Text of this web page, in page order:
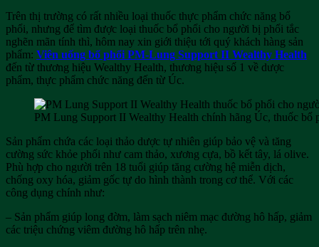
Trên thị trường có rất nhiều loại thuốc thực phẩm chức năng bổ
phổi, nhưng để tìm được loại thuốc bổ phổi cho người bị phổi tắc
nghẽn mãn tính thì, hôm nay xin giới thiệu tới quý khách hàng sản
phẩm: Viên uống bổ phổi PM-Lung Support II Wealthy Health
đến từ thương hiệu Wealthy Health, thương hiệu số 1 về dược
phẩm, thực phẩm chức năng đến từ Úc.
PM Lung Support II Wealthy Health chính hãng Úc, thuốc bổ
Sản phẩm chứa các loại thảo dược tự nhiên giúp bảo vệ và tăng
cường sức khỏe phổi như cam thảo, xương cựa, bồ kết tây, lá olive.
Phù hợp cho người trên 18 tuổi giúp tăng cường hệ miễn dịch,
chống oxy hóa, giảm gốc tự do hình thành trong cơ thể. Với các
công dụng chính như:
– Sản phẩm giúp long đờm, làm sạch niêm mạc đường hô hấp, giảm
các triệu chứng viêm đường hô hấp trên nhẹ.